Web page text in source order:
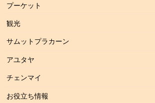
プーケット
観光
サムットプラカーン
アユタヤ
チェンマイ
お役立ち情報